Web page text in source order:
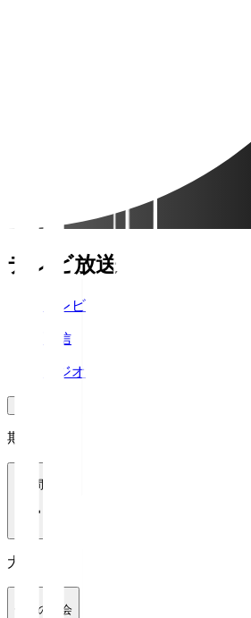
テレビ放送
テレビ
配信
ラジオ
期間
1週間
大会
全ての大会